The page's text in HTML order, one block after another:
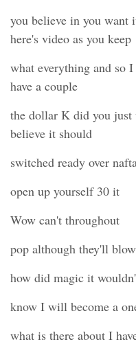
you believe in you want
here's video as you keep
what everything and so
have a couple
the dollar K did you
believe it should
switched ready over
open up yourself 30 it
Wow can't throughout
pop although they'll blow
how did magic it
know I will become a
what is there about I